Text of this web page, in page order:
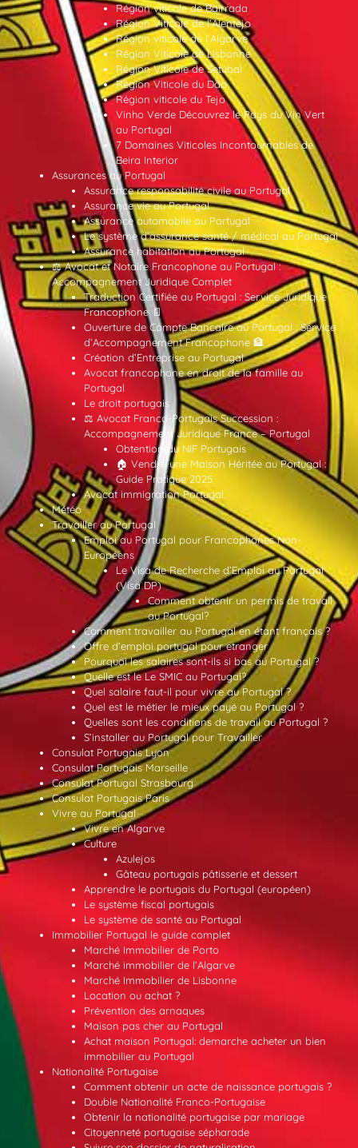
Région viticole de Bairrada
Région Viticole de l’Alentejo
Région viticole de l’Algarve
Région Viticole de Lisbonne
Région Viticole de Setúbal
Région Viticole du Dão
Région viticole du Tejo
Vinho Verde Découvrez le Pays du Vin Vert
au Portugal
7 Domaines Viticoles Incontournables de
Beira Interior
Assurances au Portugal
Assurance responsabilité civile au Portugal
Assurance vie au Portugal
Assurance automobile au Portugal
Le système d’assurance santé / médical au Portugal
Assurance habitation au Portugal
⚖️ Avocat et Notaire Francophone au Portugal :
Accompagnement Juridique Complet
Traduction Certifiée au Portugal : Service Juridique
Francophone 📄
Ouverture de Compte Bancaire au Portugal : Service
d’Accompagnement Francophone 🏦
Création d’Entreprise au Portugal
Avocat francophone en droit de la famille au
Portugal
Le droit portugais
⚖️ Avocat Franco-Portugais Succession :
Accompagnement Juridique France – Portugal
Obtention du NIF Portugais
🏠 Vendre une Maison Héritée au Portugal :
Guide Pratique 2025
Avocat immigration Portugal
Météo
Travailler au Portugal
Emploi au Portugal pour Francophones Non-
Européens
Le Visa de Recherche d’Emploi au Portugal
(Visa DP)
Comment obtenir un permis de travail
au Portugal?
Comment travailler au Portugal en étant français ?
Offre d’emploi portugal pour etranger
Pourquoi les salaires sont-ils si bas au Portugal ?
Quelle est le Le SMIC au Portugal?
Quel salaire faut-il pour vivre au Portugal ?
Quel est le métier le mieux payé au Portugal ?
Quelles sont les conditions de travail au Portugal ?
S’installer au Portugal pour Travailler
Consulat Portugais Lyon
Consulat Portugais Marseille
Consulat Portugal Strasbourg
Consulat Portugais Paris
Vivre au Portugal
Vivre en Algarve
Culture
Azulejos
Gâteau portugais pâtisserie et dessert
Apprendre le portugais du Portugal (européen)
Le système fiscal portugais
Le système de santé au Portugal
Immobilier Portugal le guide complet
Marché Immobilier de Porto
Marché immobilier de l’Algarve
Marché Immobilier de Lisbonne
Location ou achat ?
Prévention des arnaques
Maison pas cher au Portugal
Achat maison Portugal: demarche acheter un bien
immobilier au Portugal
Nationalité Portugaise
Comment obtenir un acte de naissance portugais ?
Double Nationalité Franco-Portugaise
Obtenir la nationalité portugaise par mariage
Citoyenneté portugaise sépharade